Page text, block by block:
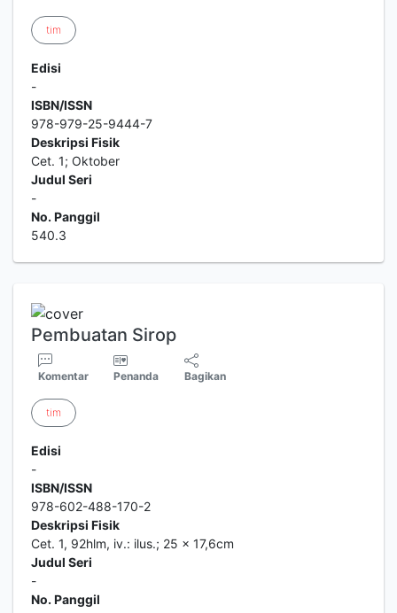
tim
Edisi
-
ISBN/ISSN
978-979-25-9444-7
Deskripsi Fisik
Cet. 1; Oktober
Judul Seri
-
No. Panggil
540.3
Pembuatan Sirop
Komentar Penanda Bagikan
tim
Edisi
-
ISBN/ISSN
978-602-488-170-2
Deskripsi Fisik
Cet. 1, 92hlm, iv.: ilus.; 25 x 17,6cm
Judul Seri
-
No. Panggil